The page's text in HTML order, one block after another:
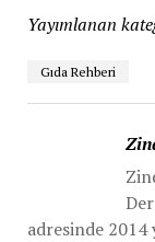
Yayımlanan
Gıda Rehberi
adresinde 2014